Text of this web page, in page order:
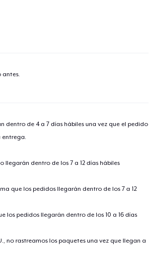
antes.
dentro de 4 a 7 días hábiles una vez que el pedido
entrega.
llegarán dentro de los 7 a 12 días hábiles
que los pedidos llegarán dentro de los 7 a 12
los pedidos llegarán dentro de los 10 a 16 días
no rastreamos los paquetes una vez que llegan a